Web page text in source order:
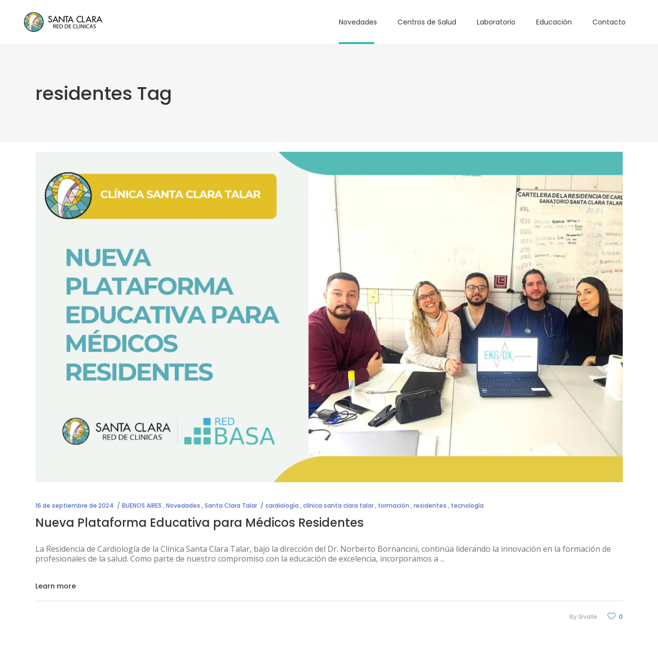
Novedades Centros de Salud Laboratorio Educación Contacto
residentes Tag
16 de septiembre de 2024 BUENOS AIRES ,Novedades ,Santa Clara Talar cardiología ,clínica santa clara talar, formación ,residentes , tecnología
Nueva Plataforma Educativa para Médicos Residentes
La Residencia de Cardiología de la Clínica Santa Clara Talar, bajo la dirección del Dr. Norberto Bornancini, continúa liderando la innovación en la formación de
profesionales de la salud. Como parte de nuestro compromiso con la educación de excelencia, incorporamos a
Learn more
By Gvalle 0